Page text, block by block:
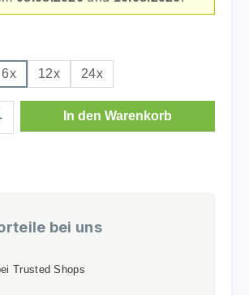
6x 12x 24x
Gib den gewünschten
In den Warenkorb
bei uns
Trusted Shops